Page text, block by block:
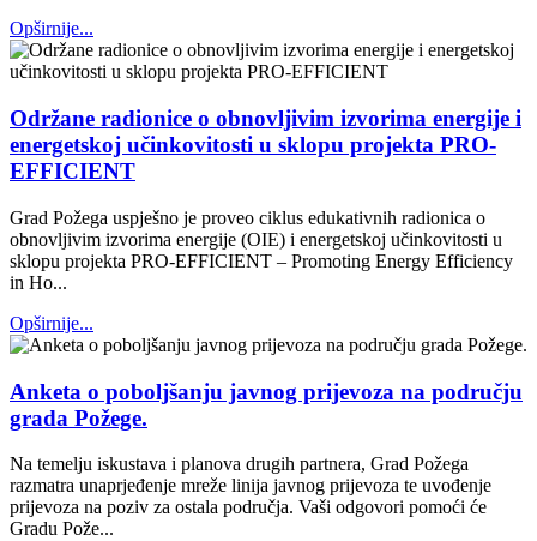
Opširnije...
Održane radionice o obnovljivim izvorima energije i
energetskoj učinkovitosti u sklopu projekta PRO-
EFFICIENT
Grad Požega uspješno je proveo ciklus edukativnih radionica o
obnovljivim izvorima energije (OIE) i energetskoj učinkovitosti u
sklopu projekta PRO-EFFICIENT – Promoting Energy Efficiency
in Ho...
Opširnije...
Anketa o poboljšanju javnog prijevoza na području
grada Požege.
Na temelju iskustava i planova drugih partnera, Grad Požega
razmatra unaprjeđenje mreže linija javnog prijevoza te uvođenje
prijevoza na poziv za ostala područja. Vaši odgovori pomoći će
Gradu Pože...